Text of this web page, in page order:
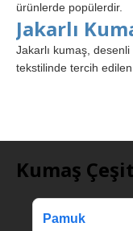
ürünlerde popülerdir.
Jakarlı
Jakarlı kumaş,
tekstilinde tercih edilen
Kumaş
Pamuk